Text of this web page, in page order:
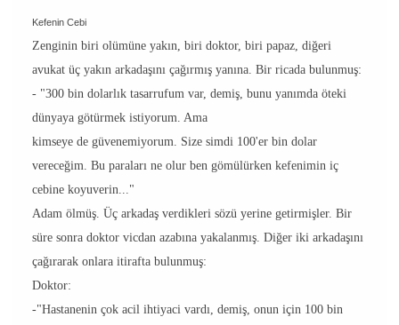
Kefenin Cebi
Zenginin biri olümüne yakın, biri doktor, biri papaz, diğeri
avukat üç yakın arkadaşını çağırmış yanına. Bir ricada bulunmuş:
- "300 bin dolarlık tasarrufum var, demiş, bunu yanımda öteki
dünyaya götürmek istiyorum. Ama
kimseye de güvenemiyorum. Size simdi 100'er bin dolar
vereceğim. Bu paraları ne olur ben gömülürken kefenimin iç
cebine koyuverin..."
Adam ölmüş. Üç arkadaş verdikleri sözü yerine getirmişler. Bir
süre sonra doktor vicdan azabına yakalanmış. Diğer iki arkadaşını
çağırarak onlara itirafta bulunmuş:
Doktor:
-"Hastanenin çok acil ihtiyaci vardı, demiş, onun için 100 bin